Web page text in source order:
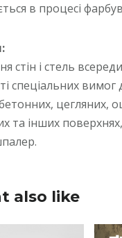
в процесі
стін і стель
спеціальних вимог
цегляних,
та інших
also like